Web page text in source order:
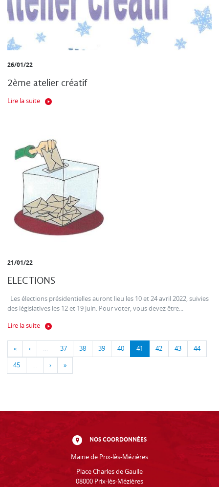
26/01/22
2ème atelier créatif
Lire la suite
21/01/22
ELECTIONS
Les élections présidentielles auront lieu les 10 et 24 avril 2022, suivies
des législatives les 12 et 19 juin. Pour voter, vous devez être...
Lire la suite
« ‹ … 37 38 39 40 41 42 43 44
45 … › »
NOS COORDONNÉES
Mairie de Prix-lès-Mézières
Place Charles de Gaulle
08000 Prix-lès-Mézières